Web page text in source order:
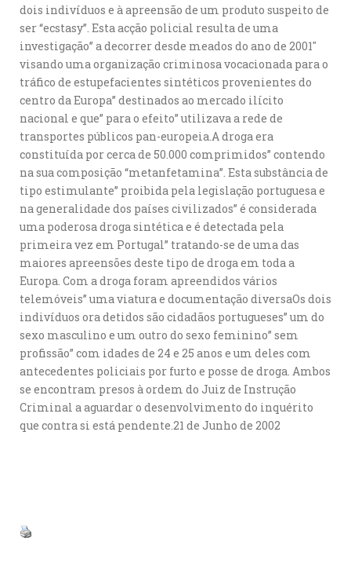
dois indivíduos e à apreensão de um produto suspeito de
ser “ecstasy”. Esta acção policial resulta de uma
investigação” a decorrer desde meados do ano de 2001″
visando uma organização criminosa vocacionada para o
tráfico de estupefacientes sintéticos provenientes do
centro da Europa” destinados ao mercado ilícito
nacional e que” para o efeito” utilizava a rede de
transportes públicos pan-europeia.A droga era
constituída por cerca de 50.000 comprimidos” contendo
na sua composição “metanfetamina”. Esta substância de
tipo estimulante” proibida pela legislação portuguesa e
na generalidade dos países civilizados” é considerada
uma poderosa droga sintética e é detectada pela
primeira vez em Portugal” tratando-se de uma das
maiores apreensões deste tipo de droga em toda a
Europa. Com a droga foram apreendidos vários
telemóveis” uma viatura e documentação diversaOs dois
indivíduos ora detidos são cidadãos portugueses” um do
sexo masculino e um outro do sexo feminino” sem
profissão” com idades de 24 e 25 anos e um deles com
antecedentes policiais por furto e posse de droga. Ambos
se encontram presos à ordem do Juiz de Instrução
Criminal a aguardar o desenvolvimento do inquérito
que contra si está pendente.21 de Junho de 2002